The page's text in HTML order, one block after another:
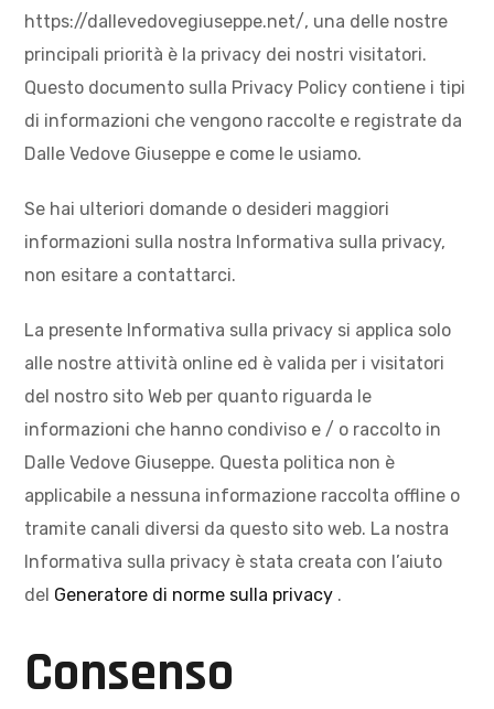
https://dallevedovegiuseppe.net/, una delle nostre
principali priorità è la privacy dei nostri visitatori.
Questo documento sulla Privacy Policy contiene i tipi
di informazioni che vengono raccolte e registrate da
Dalle Vedove Giuseppe e come le usiamo.
Se hai ulteriori domande o desideri maggiori
informazioni sulla nostra Informativa sulla privacy,
non esitare a contattarci.
La presente Informativa sulla privacy si applica solo
alle nostre attività online ed è valida per i visitatori
del nostro sito Web per quanto riguarda le
informazioni che hanno condiviso e / o raccolto in
Dalle Vedove Giuseppe. Questa politica non è
applicabile a nessuna informazione raccolta offline o
tramite canali diversi da questo sito web. La nostra
Informativa sulla privacy è stata creata con l’aiuto
del Generatore di norme sulla privacy .
Consenso